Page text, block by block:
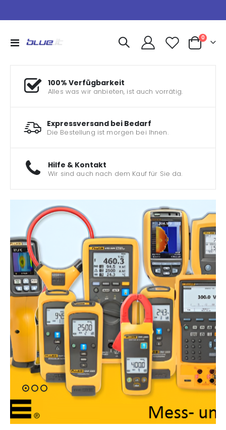
Navigation
Warenkorb
0Artikel
100% Verfügbarkeit
Alles was wir anbieten, ist auch vorrätig.
Expressversand bei Bedarf
Die Bestellung ist morgen bei Ihnen.
Hilfe & Kontakt
Wir sind auch nach dem Kauf für Sie da.